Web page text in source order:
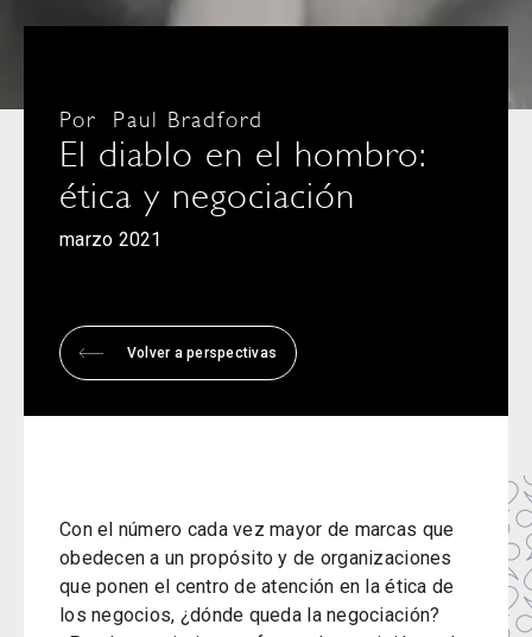
marzo 2021
El diablo en el hombro:
ética y negociación
Por Paul Bradford
Volver a perspectivas
Con el número cada vez mayor de marcas que
obedecen a un propósito y de organizaciones
que ponen el centro de atención en la ética de
los negocios, ¿dónde queda la negociación?